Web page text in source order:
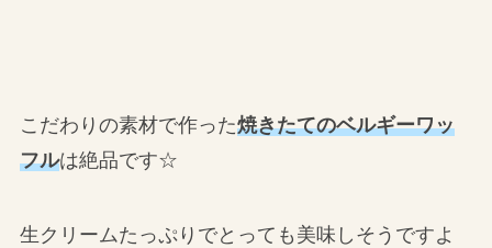
こだわりの素材で作った焼きたてのベルギーワッ
フルは絶品です☆
生クリームたっぷりでとっても美味しそうですよ